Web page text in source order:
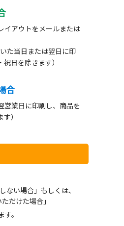
イアウトをメールまたは
た当日または翌日に印
日を除きます）
合
営業日に印刷し、商品を
）
ない場合」もしくは、
だけた場合」
。